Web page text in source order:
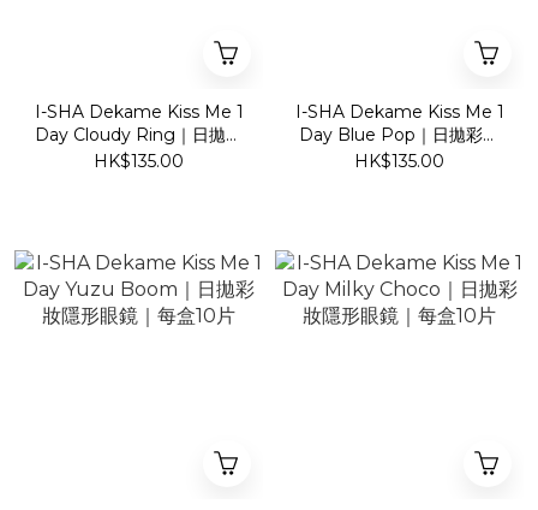
I-SHA Dekame Kiss Me 1
Day Cloudy Ring｜日拋彩
妝隱形眼鏡｜每盒10片
HK$135.00
I-SHA Dekame Kiss Me 1
Day Blue Pop｜日拋彩妝
隱形眼鏡｜每盒10片
HK$135.00